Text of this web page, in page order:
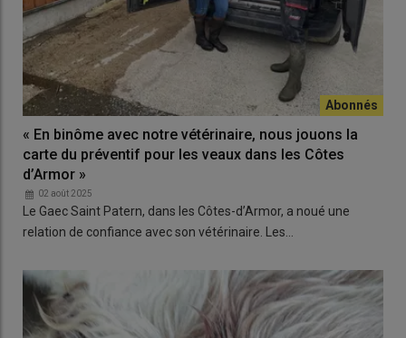
« En binôme avec notre vétérinaire, nous jouons la
carte du préventif pour les veaux dans les Côtes
d’Armor »
02 août 2025
Le Gaec Saint Patern, dans les Côtes-d’Armor, a noué une
relation de confiance avec son vétérinaire. Les…